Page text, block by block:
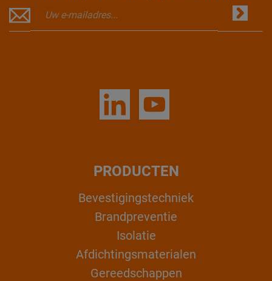
PRODUCTEN
Bevestigingstechniek
Brandpreventie
Isolatie
Afdichtingsmaterialen
Gereedschappen